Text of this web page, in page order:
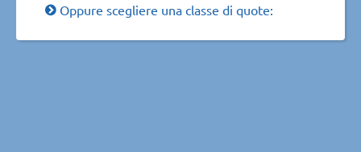
Oppure scegliere una classe di quote: